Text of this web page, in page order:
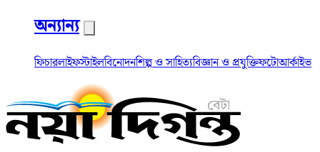
অন্যান্য
ফিচারলাইফস্টাইলবিনোদনশিল্প ও সাহিত্যবিজ্ঞান ও প্রযুক্তিফটোআর্কাইভ